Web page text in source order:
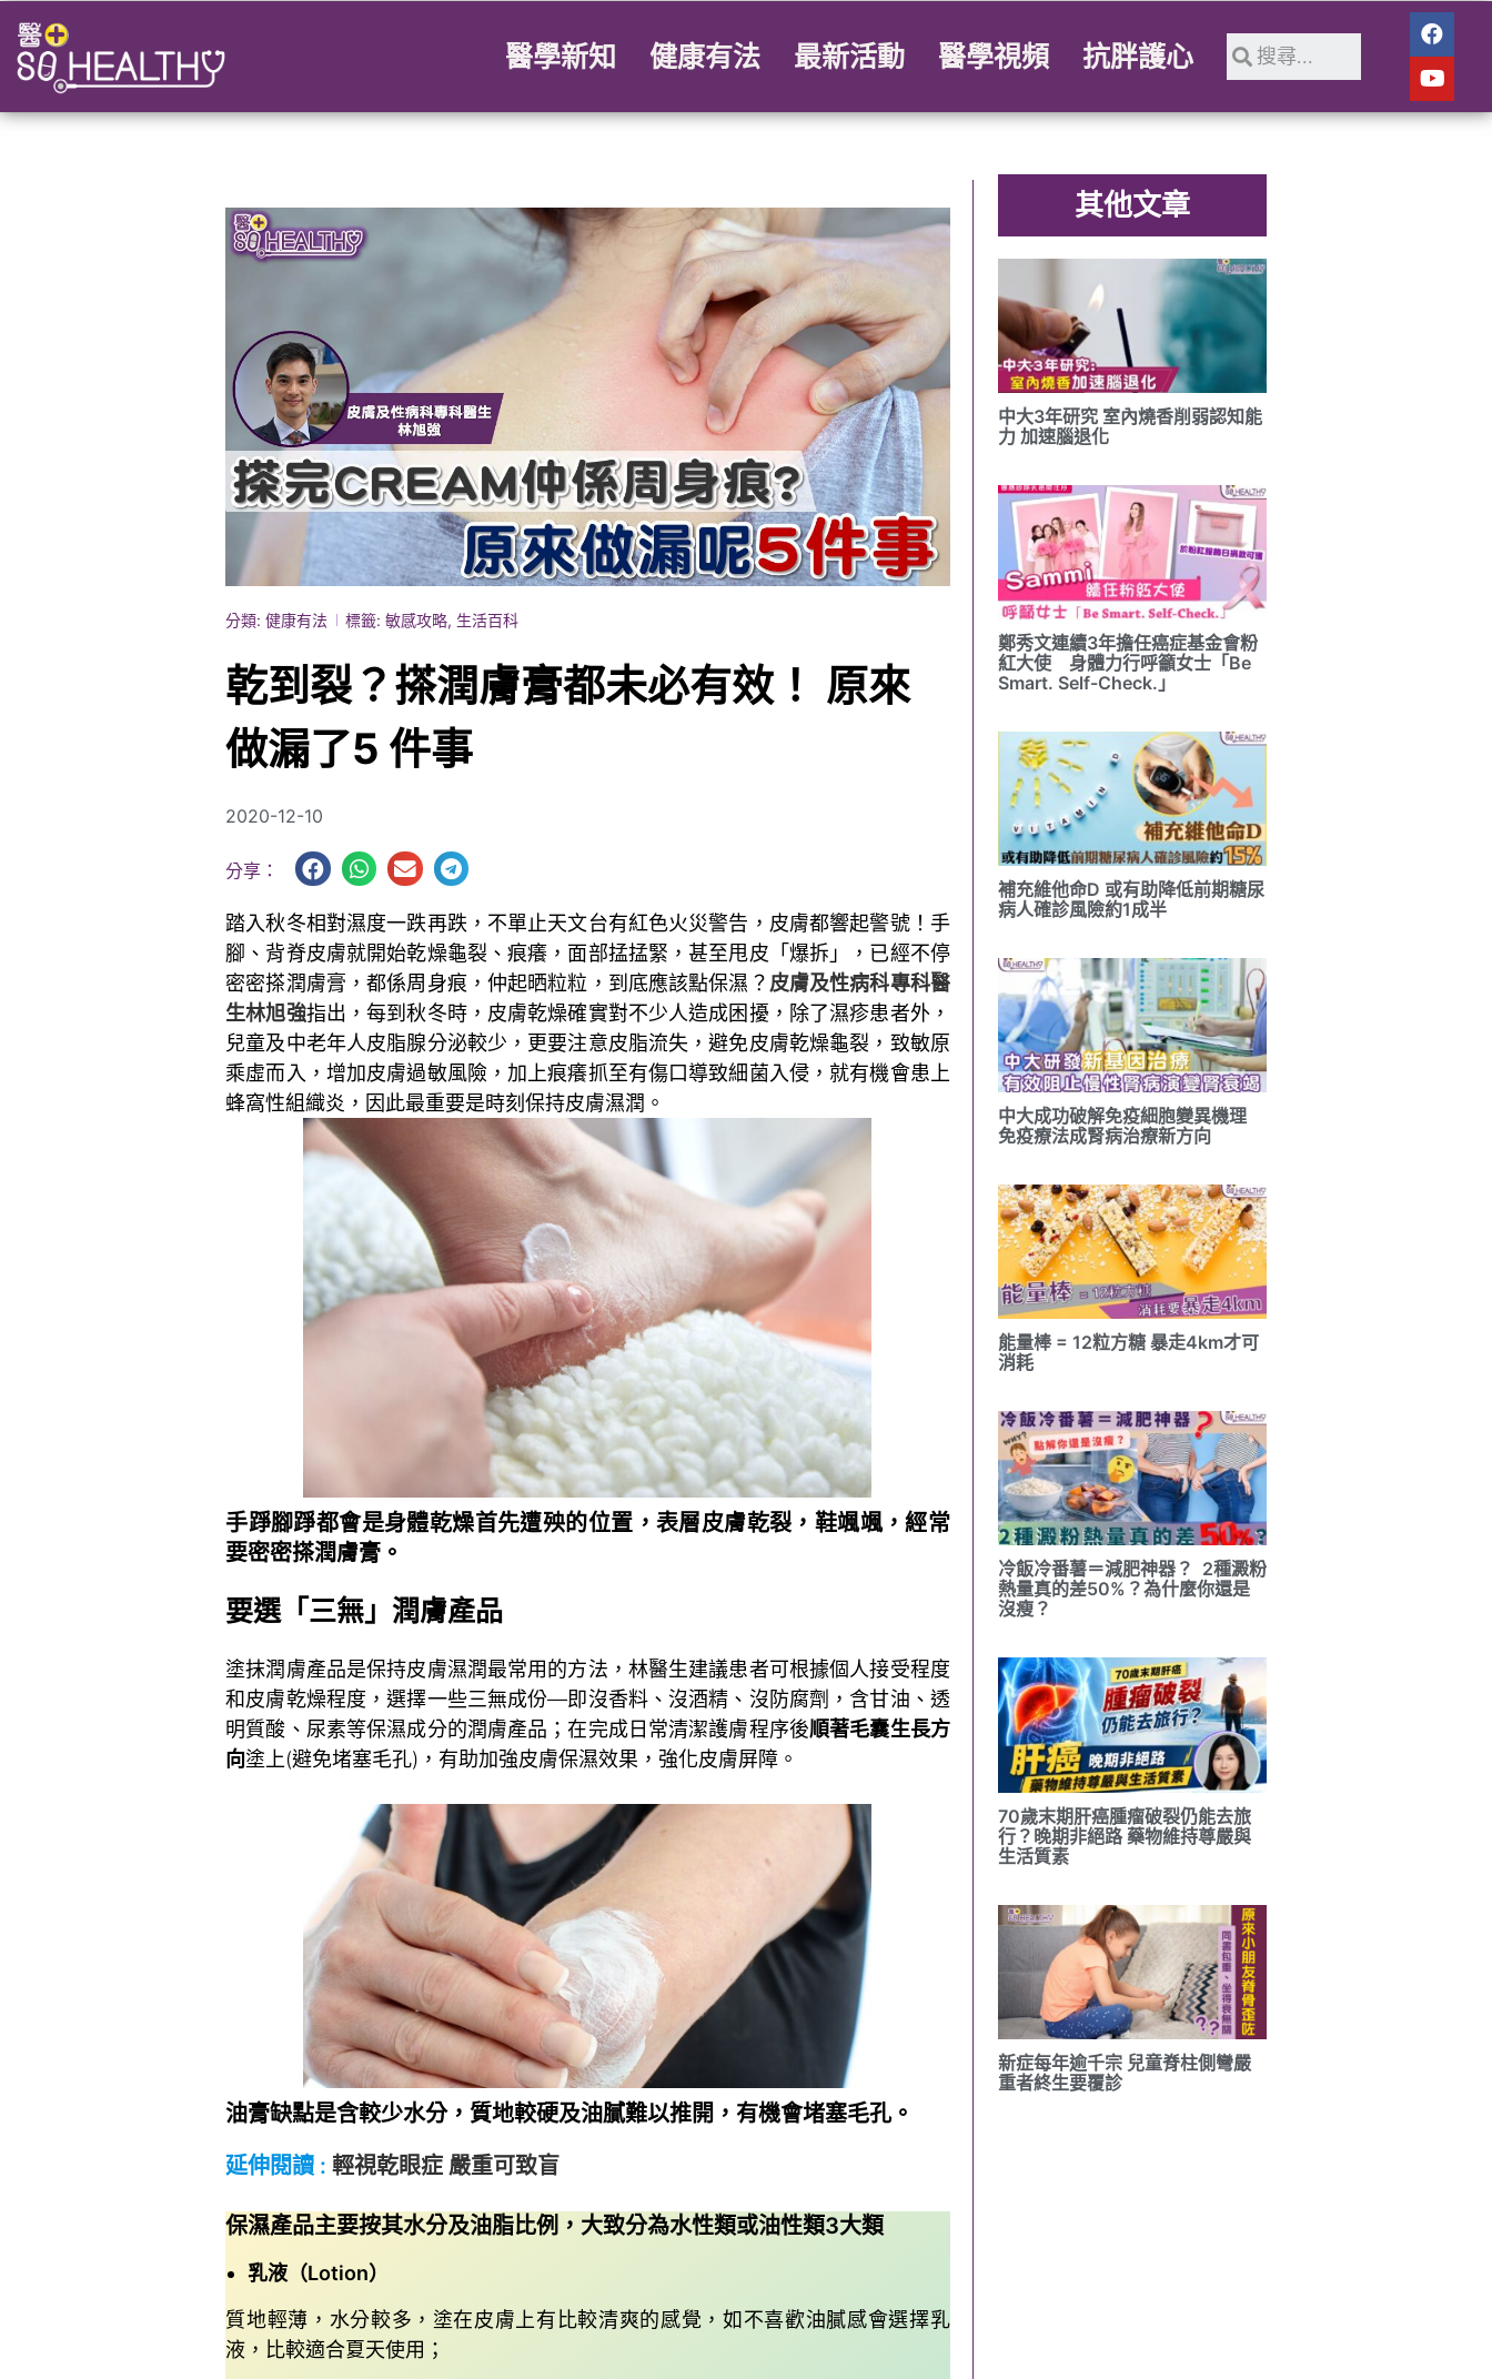
醫學新知 健康有法 最新活動 醫學視頻 抗胖護心
分類: 健康有法 標籤: 敏感攻略, 生活百科
乾到裂？搽潤膚膏都未必有效！ 原來
做漏了5 件事
2020-12-10
分享：
踏入秋冬相對濕度一跌再跌，不單止天文台有紅色火災警告，皮膚都響起警號！手
腳、背脊皮膚就開始乾燥龜裂、痕癢，面部掹掹緊，甚至甩皮「爆拆」，已經不停
密密搽潤膚膏，都係周身痕，仲起晒粒粒，到底應該點保濕？ 皮膚及性病科專科醫
生林旭強指出，每到秋冬時，皮膚乾燥確實對不少人造成困擾，除了濕疹患者外，
兒童及中老年人皮脂腺分泌較少，更要注意皮脂流失，避免皮膚乾燥龜裂，致敏原
乘虛而入，增加皮膚過敏風險，加上痕癢抓至有傷口導致細菌入侵，就有機會患上
蜂窩性組織炎，因此最重要是時刻保持皮膚濕潤。
手踭腳踭都會是身體乾燥首先遭殃的位置，表層皮膚乾裂，鞋颯颯，經常
要密密搽潤膚膏。
要選「三無」潤膚產品
塗抹潤膚產品是保持皮膚濕潤最常用的方法，林醫生建議患者可根據個人接受程度
和皮膚乾燥程度，選擇一些三無成份—即沒香料、沒酒精、沒防腐劑，含甘油、透
明質酸、尿素等保濕成分的潤膚產品；在完成日常清潔護膚程序後順著毛囊生長方
向塗上(避免堵塞毛孔)，有助加強皮膚保濕效果，強化皮膚屏障。
油膏缺點是含較少水分，質地較硬及油膩難以推開，有機會堵塞毛孔。
延伸閱讀 : 輕視乾眼症 嚴重可致盲
保濕產品主要按其水分及油脂比例，大致分為水性類或油性類3大類
乳液（Lotion）
質地輕薄，水分較多，塗在皮膚上有比較清爽的感覺，如不喜歡油膩感會選擇乳
液，比較適合夏天使用；
其他文章
中大3年研究 室內燒香削弱認知能
力 加速腦退化
鄭秀文連續3年擔任癌症基金會粉
紅大使 身體力行呼籲女士「Be
Smart. Self-Check.」
補充維他命D 或有助降低前期糖尿
病人確診風險約1成半
中大成功破解免疫細胞變異機理
免疫療法成腎病治療新方向
能量棒 = 12粒方糖 暴走4km才可
消耗
冷飯冷番薯＝減肥神器？ 2種澱粉
熱量真的差50%？為什麼你還是
沒瘦？
70歲末期肝癌腫瘤破裂仍能去旅
行？晚期非絕路 藥物維持尊嚴與
生活質素
新症每年逾千宗 兒童脊柱側彎嚴
重者終生要覆診